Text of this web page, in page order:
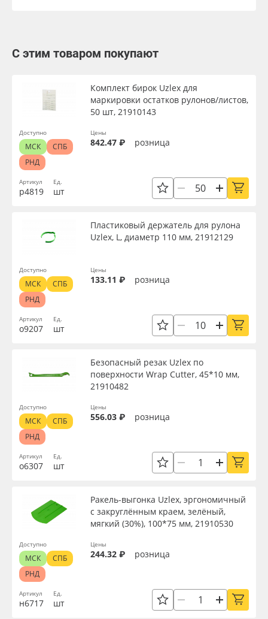
С этим товаром покупают
Артикул
р4819
Комплект бирок Uzlex для
маркировки остатков рулонов/листов,
50 шт, 21910143
Ед.
шт
Цены
842.47 ₽ розница
Доступно
МСК
СПБ
РНД
Артикул
о9207
Пластиковый держатель для рулона
Uzlex, L, диаметр 110 мм, 21912129
Ед.
шт
Цены
133.11 ₽ розница
Доступно
МСК
СПБ
РНД
Артикул
о6307
Безопасный резак Uzlex по
поверхности Wrap Cutter, 45*10 мм,
21910482
Ед.
шт
Цены
556.03 ₽ розница
Доступно
МСК
СПБ
РНД
Артикул
н6717
Ракель-выгонка Uzlex, эргономичный
с закруглённым краем, зелёный,
мягкий (30%), 100*75 мм, 21910530
Ед.
шт
Цены
244.32 ₽ розница
Доступно
МСК
СПБ
РНД